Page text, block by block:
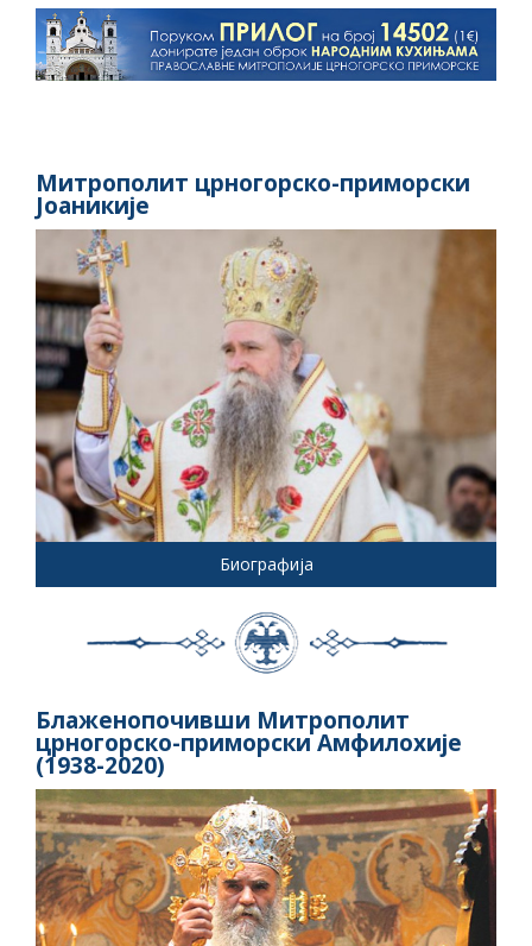
Митрополит црногорско-приморски
Јоаникије
Биографија
Блаженопочивши Митрополит
црногорско-приморски Амфилохије
(1938-2020)